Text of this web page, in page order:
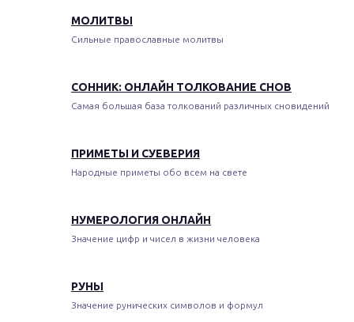
МОЛИТВЫ
Сильные православные молитвы
СОННИК: ОНЛАЙН ТОЛКОВАНИЕ СНОВ
Самая большая база толкований различных сновидений
ПРИМЕТЫ И СУЕВЕРИЯ
Народные приметы обо всем на свете
НУМЕРОЛОГИЯ ОНЛАЙН
Значение цифр и чисел в жизни человека
РУНЫ
Значение рунических символов и формул